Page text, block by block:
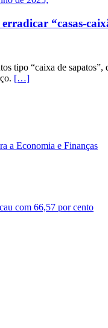
“casas-
tipo “caixa de
[…]
a Economia e Finanças
com 66,57 por cento